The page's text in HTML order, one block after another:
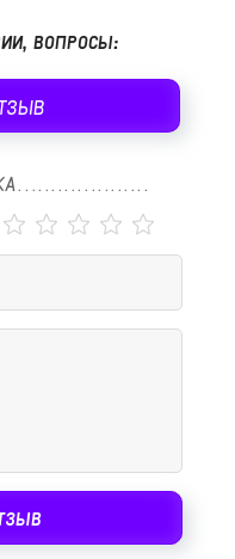
ВОПРОСЫ: